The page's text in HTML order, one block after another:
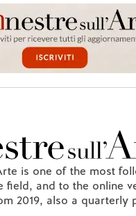
is one of the most
field, and to the online
2019, also a quarterly